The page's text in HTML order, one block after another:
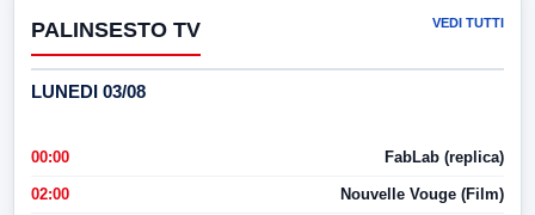
PALINSESTO TV VEDI TUTTI
LUNEDI 03/08
00:00 FabLab (replica)
02:00 Nouvelle Vouge (Film)